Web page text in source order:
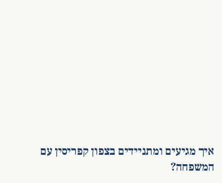
איך מגיעים ומתניידים בצפון קפריסין עם
המשפחה?